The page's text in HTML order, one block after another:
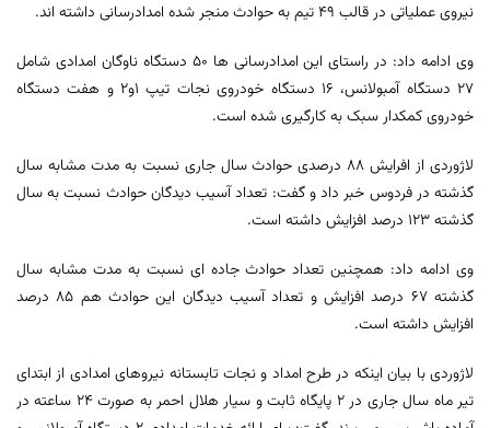
نیروی عملیاتی در قالب 49 تیم به حوادث منجر شده امدادرسانی داشته اند.
وی ادامه داد: در راستای این امدادرسانی ها 50 دستگاه ناوگان امدادی شامل
27 دستگاه آمبولانس، 16 دستگاه خودروی نجات تیپ 1و2 و هفت دستگاه
خودروی کمکدار سبک به کارگیری شده است.
لاژوردی از افرایش 88 درصدی حوادث سال جاری نسبت به مدت مشابه سال
گذشته در فردوس خبر داد و گفت: تعداد آسیب دیدگان حوادث نسبت به سال
گذشته 123 درصد افزایش داشته است.
وی ادامه داد: همچنین تعداد حوادث جاده ای نسبت به مدت مشابه سال
گذشته 67 درصد افزایش و تعداد آسیب دیدگان این حوادث هم 85 درصد
افزایش داشته است.
لاژوردی با بیان اینکه در طرح امداد و نجات تابستانه نیروهای امدادی از ابتدای
تیر ماه سال جاری در ۲ پایگاه ثابت و سیار هلال احمر به صورت ۲۴ ساعته در